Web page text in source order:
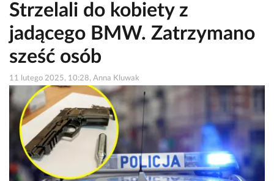
Strzelali do kobiety z
jadącego BMW. Zatrzymano
sześć osób
11 lutego 2025, 10:28, Anna Kluwak